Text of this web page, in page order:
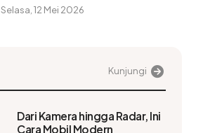
Selasa, 12 Mei 2026
Kunjungi
Dari Kamera hingga Radar, Ini
Cara Mobil Modern